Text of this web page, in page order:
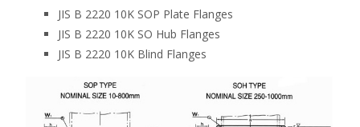
JIS B 2220 10K SOP Plate Flanges
JIS B 2220 10K SO Hub Flanges
JIS B 2220 10K Blind Flanges